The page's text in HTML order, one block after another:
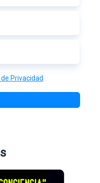
Privacidad